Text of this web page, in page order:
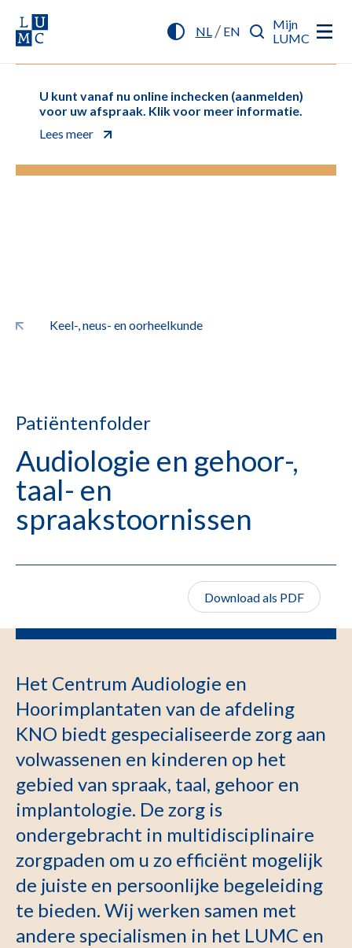
NL/ EN
Mijn
LUMC
U kunt vanaf nu online inchecken (aanmelden)
voor uw afspraak. Klik voor meer informatie.
Lees meer
Keel-, neus- en oorheelkunde
Patiëntenfolder
Audiologie en gehoor-,
taal- en
spraakstoornissen
Download als PDF
Het Centrum Audiologie en
Hoorimplantaten van de afdeling
KNO biedt gespecialiseerde zorg aan
volwassenen en kinderen op het
gebied van spraak, taal, gehoor en
implantologie. De zorg is
ondergebracht in multidisciplinaire
zorgpaden om u zo efficiënt mogelijk
de juiste en persoonlijke begeleiding
te bieden. Wij werken samen met
andere specialismen in het LUMC en